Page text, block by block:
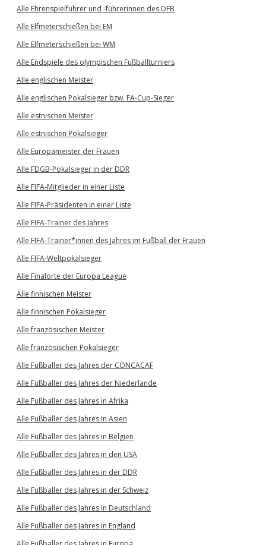
Alle Ehrenspielführer und -führerinnen des DFB
Alle Elfmeterschießen bei EM
Alle Elfmeterschießen bei WM
Alle Endspiele des olympischen Fußballturniers
Alle englischen Meister
Alle englischen Pokalsieger bzw. FA-Cup-Sieger
Alle estnischen Meister
Alle estnischen Pokalsieger
Alle Europameister der Frauen
Alle FDGB-Pokalsieger in der DDR
Alle FIFA-Mitglieder in einer Liste
Alle FIFA-Präsidenten in einer Liste
Alle FIFA-Trainer des Jahres
Alle FIFA-Trainer*innen des Jahres im Fußball der Frauen
Alle FIFA-Weltpokalsieger
Alle Finalorte der Europa League
Alle finnischen Meister
Alle finnischen Pokalsieger
Alle französischen Meister
Alle französischen Pokalsieger
Alle Fußballer des Jahres der CONCACAF
Alle Fußballer des Jahres der Niederlande
Alle Fußballer des Jahres in Afrika
Alle Fußballer des Jahres in Asien
Alle Fußballer des Jahres in Belgien
Alle Fußballer des Jahres in den USA
Alle Fußballer des Jahres in der DDR
Alle Fußballer des Jahres in der Schweiz
Alle Fußballer des Jahres in Deutschland
Alle Fußballer des Jahres in England